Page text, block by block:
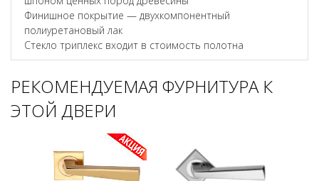
Финишное покрытие — двухкомпонентный
полиуретановый лак
Стекло триплекс входит в стоимость полотна
РЕКОМЕНДУЕМАЯ ФУРНИТУРА К
ЭТОЙ ДВЕРИ